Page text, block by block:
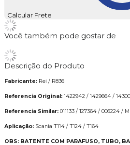
Calcular Frete
Você também pode gostar de
Descrição do Produto
Fabricante:Rei / R836
Referencia Original:1422942 / 1429664 /
Referencia Similar: 011133 / 127364 / 006224 /
Aplicação: Scania T114 / T124 / T164
OBS: BATENTE COM PARAFUSO, TUBO,